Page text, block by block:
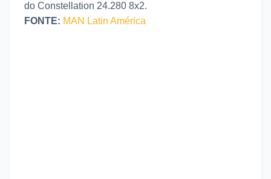
do Constellation 24.280 8x2.
FONTE: MAN Latin América